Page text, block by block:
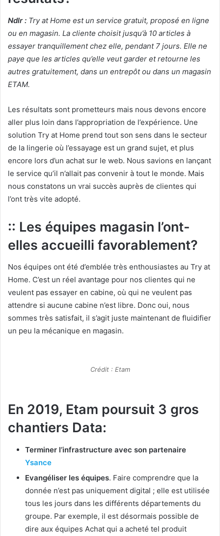
Ndlr : Try at Home est un service gratuit, proposé en ligne
ou en magasin. La cliente choisit jusqu’à 10 articles à
essayer tranquillement chez elle, pendant 7 jours. Elle ne
paye que les articles qu’elle veut garder et retourne les
autres gratuitement, dans un entrepôt ou dans un magasin
ETAM.
Les résultats sont prometteurs mais nous devons encore
aller plus loin dans l’appropriation de l’expérience. Une
solution Try at Home prend tout son sens dans le secteur
de la lingerie où l’essayage est un grand sujet, et plus
encore lors d’un achat sur le web. Nous savions en lançant
le service qu’il n’allait pas convenir à tout le monde. Mais
nous constatons un vrai succès auprès de clientes qui
l’ont très vite adopté.
:: Les équipes magasin l’ont-
elles accueilli favorablement?
Nos équipes ont été d’emblée très enthousiastes au Try at
Home. C’est un réel avantage pour nos clientes qui ne
veulent pas essayer en cabine, où qui ne veulent pas
attendre si aucune cabine n’est libre. Donc oui, nous
sommes très satisfait, il s’agit juste maintenant de fluidifier
un peu la mécanique en magasin.
Crédit : Etam
En 2019, Etam poursuit 3 gros
chantiers Data:
Terminer l’infrastructure avec son partenaire
Ysance
Evangéliser les équipes. Faire comprendre que la
donnée n’est pas uniquement digital ; elle est utilisée
tous les jours dans les différents départements du
groupe. Par exemple, il est désormais possible de
dire aux équipes Achat qui a acheté tel produit